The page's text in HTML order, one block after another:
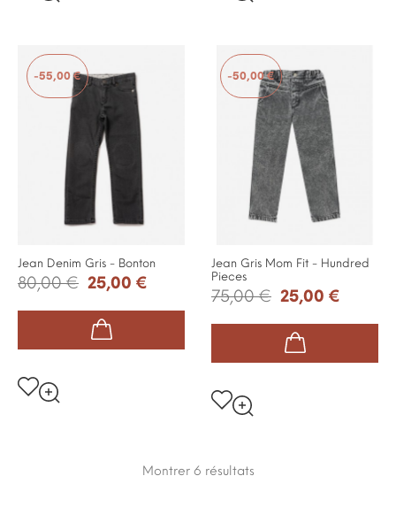
-55,00 €
Jean Denim Gris - Bonton
80,00 € 25,00 €
-50,00 €
Jean Gris Mom Fit - Hundred
Pieces
75,00 € 25,00 €
Montrer 6 résultats